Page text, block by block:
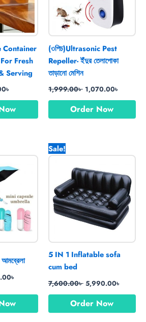
Container
Fresh
Serving
৳
(৩পিচ)Ultrasonic Pest
Repeller- ইঁদুর তেলাপোকা
তাড়ানো মেশিন
1,999.00৳ 1,070.00৳
Order Now
.
৳
price
850.00৳ .
Sale!
5 IN 1 Inflatable sofa
cum bed
7,600.00৳
price
7,600.00৳ .
5,990.00৳
price
Order Now